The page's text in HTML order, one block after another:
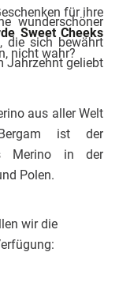
für ihre
Sweet Cheeks
nicht wahr?
wunderschöner
die sich bewährt
Jahrzehnt geliebt
aus aller Welt
ist der
Merino in der
Polen.
wir die